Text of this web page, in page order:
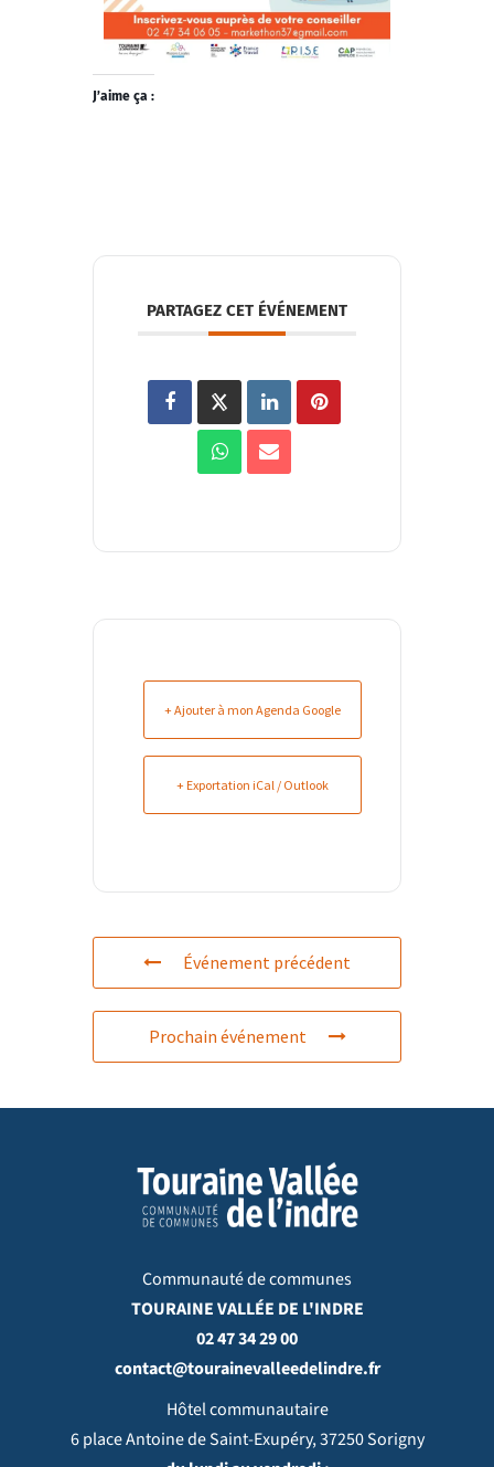
J’aime ça :
PARTAGEZ CET ÉVÉNEMENT
+ Ajouter à mon Agenda Google
+ Exportation iCal / Outlook
Événement précédent
Prochain événement
Communauté de communes
TOURAINE VALLÉE DE L'INDRE
02 47 34 29 00
contact@tourainevalleedelindre.fr
Hôtel communautaire
6 place Antoine de Saint-Exupéry, 37250 Sorigny